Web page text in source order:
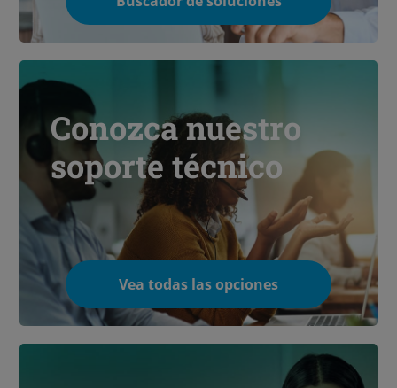
Conozca nuestro
soporte técnico
Vea todas las opciones